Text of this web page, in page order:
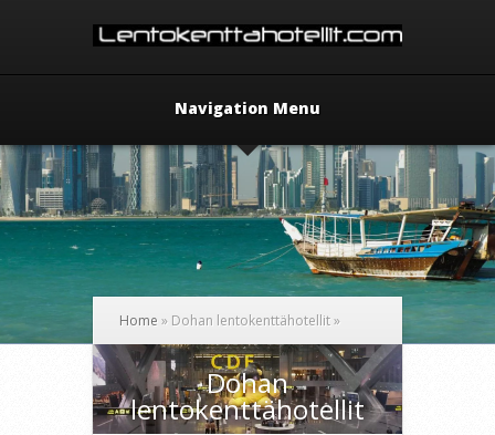
Navigation Menu
Home » Dohan lentokenttähotellit»
Dohan
lentokenttähotellit